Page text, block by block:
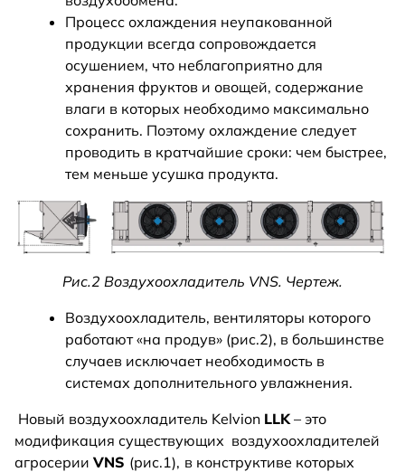
Процесс охлаждения неупакованной
продукции всегда сопровождается
осушением, что неблагоприятно для
хранения фруктов и овощей, содержание
влаги в которых необходимо максимально
сохранить. Поэтому охлаждение следует
проводить в кратчайшие сроки: чем быстрее,
тем меньше усушка продукта.
Рис.2 Воздухоохладитель VNS. Чертеж.
Воздухоохладитель, вентиляторы которого
работают «на продув» (рис.2), в большинстве
случаев исключает необходимость в
системах дополнительного увлажнения.
Новый воздухоохладитель Kelvion LLK – это
модификация существующих воздухоохладителей
агросерии VNS (рис.1), в конструктиве которых